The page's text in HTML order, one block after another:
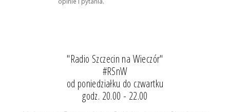
"Radio Szczecin na Wieczór"
#RSnW
od poniedziałku do czwartku
godz. 20.00 - 22.00